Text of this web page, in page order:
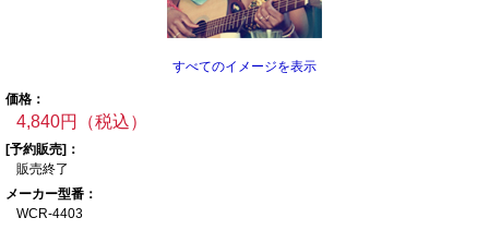
すべてのイメージを表示
価格：
4,840円（税込）
[予約販売]：
販売終了
メーカー型番：
WCR-4403